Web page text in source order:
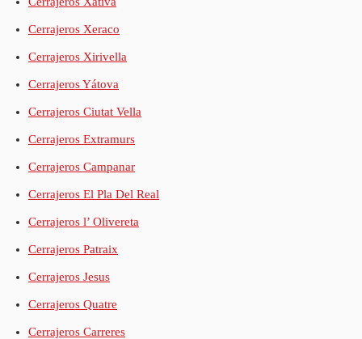
Cerrajeros Xeraco
Cerrajeros Xirivella
Cerrajeros Yátova
Cerrajeros Ciutat Vella
Cerrajeros Extramurs
Cerrajeros Campanar
Cerrajeros El Pla Del Real
Cerrajeros l’ Olivereta
Cerrajeros Patraix
Cerrajeros Jesus
Cerrajeros Quatre
Cerrajeros Carreres